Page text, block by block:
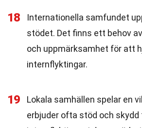
18
Internationella samfundet
stödet. Det finns ett behov
och uppmärksamhet för att
internflyktingar.
19
Lokala samhällen spelar en
erbjuder ofta stöd och skydd